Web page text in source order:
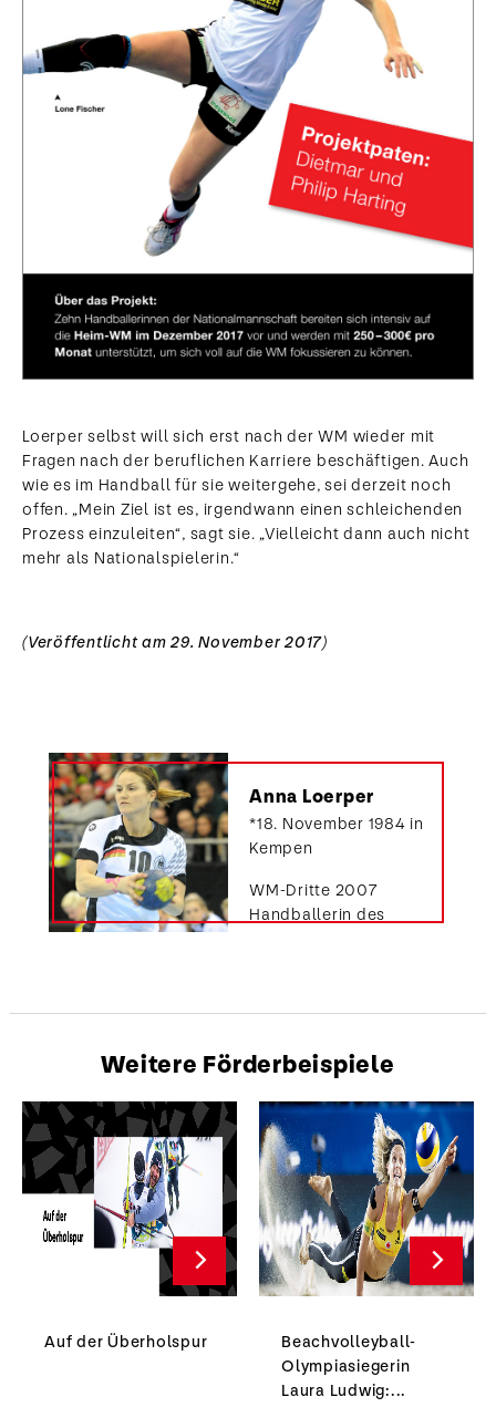
Loerper selbst will sich erst nach der WM wieder mit
Fragen nach der beruflichen Karriere beschäftigen. Auch
wie es im Handball für sie weitergehe, sei derzeit noch
offen. „Mein Ziel ist es, irgendwann einen schleichenden
Prozess einzuleiten“, sagt sie. „Vielleicht dann auch nicht
mehr als Nationalspielerin.“
(Veröffentlicht am 29. November 2017)
Anna Loerper
*18. November 1984 in
Kempen
WM-Dritte 2007
Handballerin des
Weitere Förderbeispiele
Auf der Überholspur
Beachvolleyball-
Olympiasiegerin
Laura Ludwig:...